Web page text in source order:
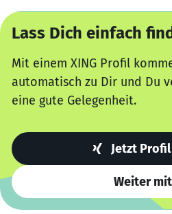
Lass Dich einfach
Mit einem XING Profil
automatisch zu Dir und Du
eine gute Gelegenheit.
Jetzt
Weiter